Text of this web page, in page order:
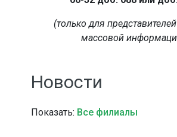
(только для
массовой
Новости
Показать: Все филиалы